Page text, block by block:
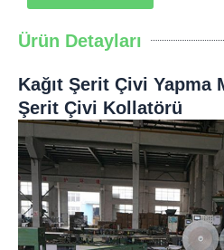
Ürün Detayları
Kağıt Şerit Çivi Yapma
Şerit Çivi Kollatörü